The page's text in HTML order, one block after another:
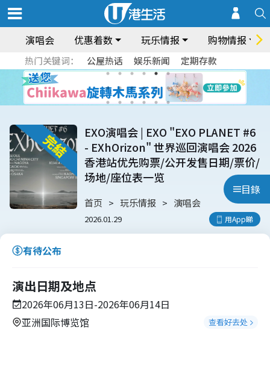
演唱会 优惠着数 玩乐情报 购物情报
热门关键词： 公屋热话 娱乐新闻 定期存款
目錄
EXO演唱会 | EXO "EXO PLANET #6
- EXhOrizon" 世界巡回演唱会 2026
香港站优先购票/公开发售日期/票价/
场地/座位表一览
首页 玩乐情报 演唱会
2026.01.29 用App睇
有待公布
演出日期及地点
2026年06月13日-2026年06月14日
亚洲国际博览馆
查看好去处